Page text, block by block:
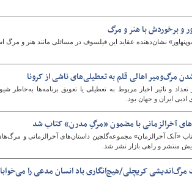
و برخوردش با هنر و مرگ
نشان‌دهنده عقاید این فیلسوف در مسائلی مانند هنر و مرگ
مرگ‌ومیر اهالی قلم به تعطیلی‌های ناشی از کرونا
ادبی ایران و جهان بود.
آخرالزمانی با مضمون «مرگ‌ِ مدرن» کتاب شد
«آنک آخرالزمان» مجموعه‌گلچین داستان‌های آخرالزمانی و
منتشر و راهی بازار نشر شد.
کریچلی/هیچ‌انگاری باد انسان مدعی را